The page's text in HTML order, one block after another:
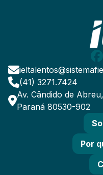
(41) 3271.7424
Av. Cândido de
Paraná 80530-902
Por